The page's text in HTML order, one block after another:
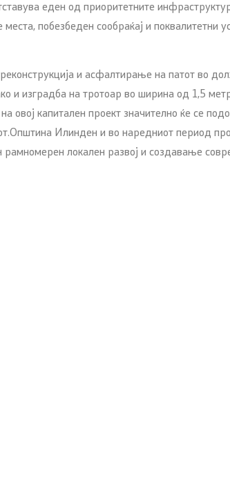
еден од приоритетните
побезбеден сообраќај и поквалитетни
и асфалтирање на патот во
и изградба на тротоар во ширина од 1,5
овој капитален проект значително ќе се
Илинден и во наредниот период
локален развој и создавање